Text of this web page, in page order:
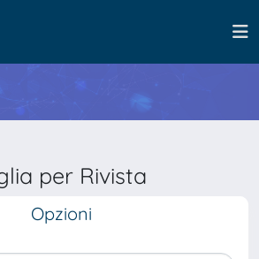
per Rivista
Opzioni